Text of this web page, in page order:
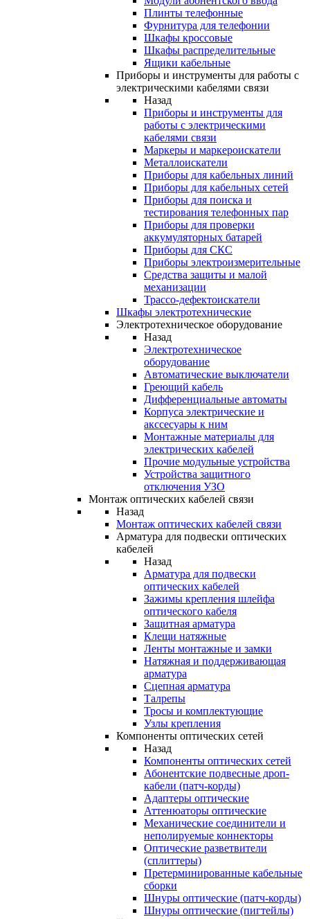
Плинты телефонные
Фурнитура для телефонии
Шкафы кроссовые
Шкафы распределительные
Ящики кабельные
Приборы и инструменты для работы с
электрическими кабелями связи
Назад
Приборы и инструменты для
работы с электрическими
кабелями связи
Маркеры и маркероискатели
Металлоискатели
Приборы для кабельных линий
Приборы для кабельных сетей
Приборы для поиска и
тестирования телефонных пар
Приборы для проверки
аккумуляторных батарей
Приборы для СКС
Приборы электроизмерительные
Средства защиты и малой
механизации
Трассо-дефектоискатели
Шкафы электротехнические
Электротехническое оборудование
Назад
Электротехническое
оборудование
Автоматические выключатели
Греющий кабель
Дифференциальные автоматы
Корпуса электрические и
акссесуары к ним
Монтажные материалы для
электрических кабелей
Прочие модульные устройства
Устройства защитного
отключения УЗО
Монтаж оптических кабелей связи
Назад
Монтаж оптических кабелей связи
Арматура для подвески оптических
кабелей
Назад
Арматура для подвески
оптических кабелей
Зажимы крепления шлейфа
оптического кабеля
Защитная арматура
Клещи натяжные
Ленты монтажные и замки
Натяжная и поддерживающая
арматура
Сцепная арматура
Талрепы
Тросы и комплектующие
Узлы крепления
Компоненты оптических сетей
Назад
Компоненты оптических сетей
Абонентские подвесные дроп-
кабели (патч-корды)
Адаптеры оптические
Аттенюаторы оптические
Механические соединители и
неполируемые коннекторы
Оптические разветвители
(сплиттеры)
Претерминированные кабельные
сборки
Шнуры оптические (патч-корды)
Шнуры оптические (пигтейлы)